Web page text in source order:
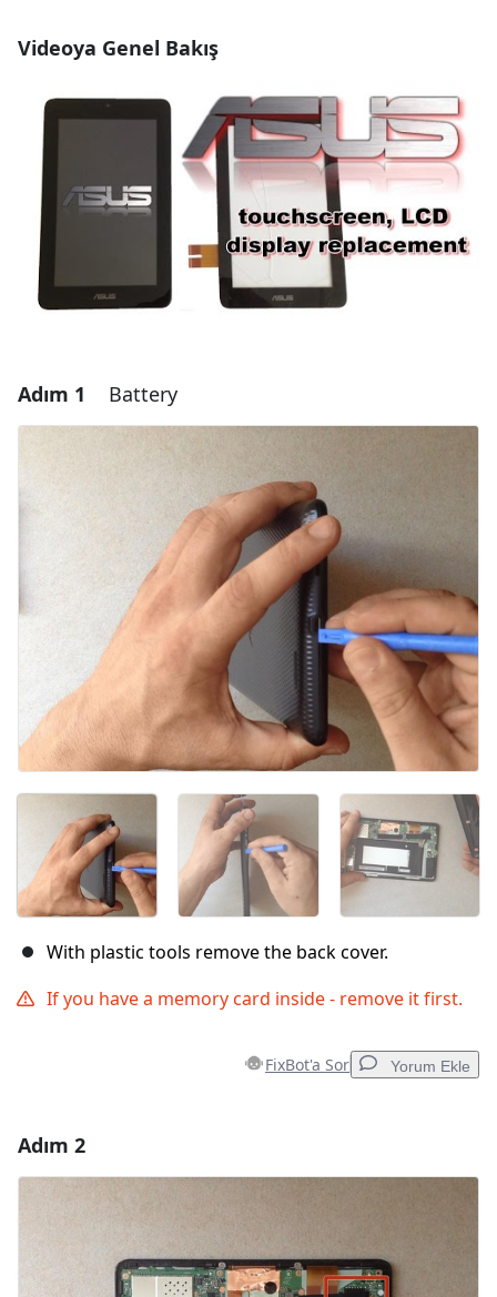
Videoya Genel Bakış
Adım 1 Battery
With plastic tools remove the back cover.
If you have a memory card inside - remove it first.
FixBot'a Sor Yorum Ekle
Yorum Ekle
İptal Yorum gönder
Adım 2